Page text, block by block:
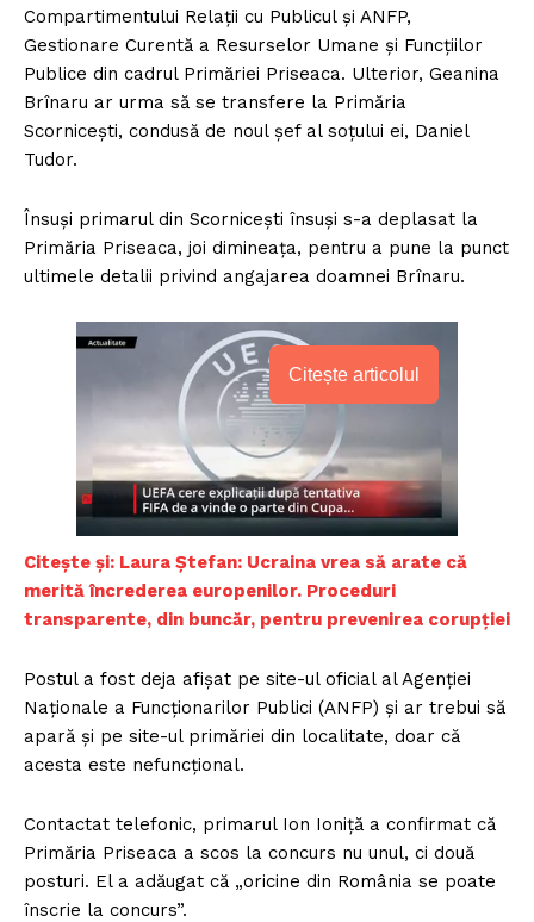
Compartimentului Relații cu Publicul și ANFP,
Gestionare Curentă a Resurselor Umane și Funcțiilor
Publice din cadrul Primăriei Priseaca. Ulterior, Geanina
Brînaru ar urma să se transfere la Primăria
Scorniceşti, condusă de noul şef al soţului ei, Daniel
Tudor.
Însuşi primarul din Scorniceşti însuşi s-a deplasat la
Primăria Priseaca, joi dimineaţa, pentru a pune la punct
ultimele detalii privind angajarea doamnei Brînaru.
Citește articolul
Citește și: Laura Ștefan: Ucraina vrea să arate că
merită încrederea europenilor. Proceduri
transparente, din buncăr, pentru prevenirea corupției
Postul a fost deja afişat pe site-ul oficial al Agenţiei
Naţionale a Funcţionarilor Publici (ANFP) și ar trebui să
apară și pe site-ul primăriei din localitate, doar că
acesta este nefuncţional.
Contactat telefonic, primarul Ion Ioniţă a confirmat că
Primăria Priseaca a scos la concurs nu unul, ci două
posturi. El a adăugat că „oricine din România se poate
înscrie la concurs”.